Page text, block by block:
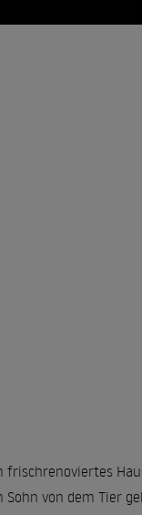
frischrenoviertes
von dem Tier